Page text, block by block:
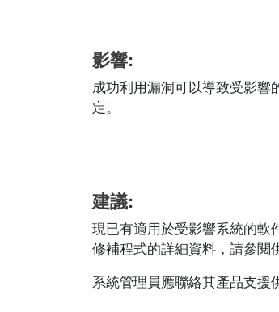
影響:
成功利用漏洞可以導致受影
定。
建議:
現已有適用於受影響系統的軟
修補程式的詳細資料，請參閱
系統管理員應聯絡其產品支援